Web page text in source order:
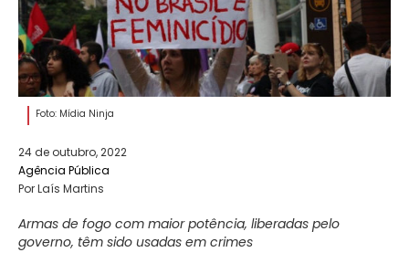
Foto: Mídia Ninja
24 de outubro, 2022
Agência Pública
Por Laís Martins
Armas de fogo com maior potência, liberadas pelo
governo, têm sido usadas em crimes